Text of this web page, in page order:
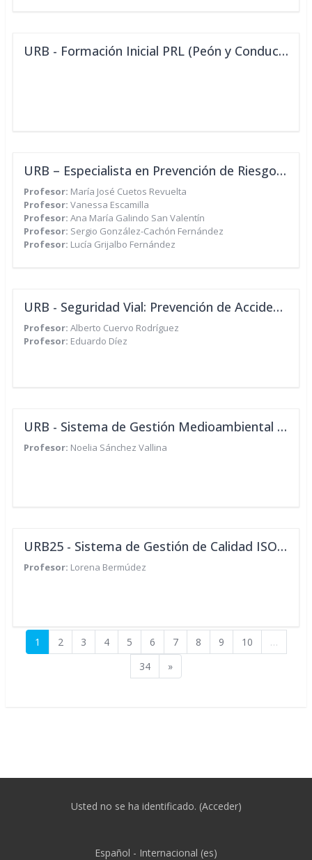
URB - Formación Inicial PRL (Peón y Conductor)
URB – Especialista en Prevención de Riesgos Laborales para Mandos Intermedios
Profesor: María José Cuetos Revuelta
Profesor: Vanessa Escamilla
Profesor: Ana María Galindo San Valentín
Profesor: Sergio González-Cachón Fernández
Profesor: Lucía Grijalbo Fernández
URB - Seguridad Vial: Prevención de Accidentes y Lesiones
Profesor: Alberto Cuervo Rodríguez
Profesor: Eduardo Díez
URB - Sistema de Gestión Medioambiental ISO 14001
Profesor: Noelia Sánchez Vallina
URB25 - Sistema de Gestión de Calidad ISO 9001:2015
Profesor: Lorena Bermúdez
1 Página 1
2Página 2
3Página 3
4Página 4
5Página 5
6Página 6
7Página 7
8Página 8
9Página 9
10Página 10
…
34Página 34
»Siguiente página
Usted no se ha identificado. (Acceder)
Español - Internacional ‎(es)‎